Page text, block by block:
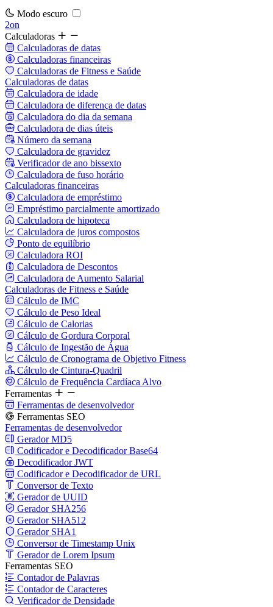
Modo escuro
2on
Calculadoras
Calculadoras de datas
Calculadoras financeiras
Calculadoras de Fitness e Saúde
Calculadoras de datas
Calculadora de idade
Calculadora de diferença de datas
Calculadora do dia da semana
Calculadora de dias úteis
Número da semana
Calculadora de gravidez
Verificador de ano bissexto
Calculadora de fuso horário
Calculadoras financeiras
Calculadora de empréstimo
Empréstimo parcialmente amortizado
Calculadora de hipoteca
Calculadora de juros compostos
Ponto de equilíbrio
Calculadora ROI
Calculadora de Descontos
Calculadora de Aumento Salarial
Calculadoras de Fitness e Saúde
Cálculo de IMC
Cálculo de Peso Ideal
Cálculo de Calorias
Cálculo de Gordura Corporal
Cálculo de Ingestão de Água
Cálculo de Cronograma de Objetivo Fitness
Cálculo de Cintura-Quadril
Cálculo de Frequência Cardíaca Alvo
Ferramentas
Ferramentas de desenvolvedor
Ferramentas SEO
Ferramentas de desenvolvedor
Gerador MD5
Codificador e Decodificador Base64
Decodificador JWT
Codificador e Decodificador de URL
Conversor de Texto
Gerador de UUID
Gerador SHA256
Gerador SHA512
Gerador SHA1
Conversor de Timestamp Unix
Gerador de Lorem Ipsum
Ferramentas SEO
Contador de Palavras
Contador de Caracteres
Verificador de Densidade